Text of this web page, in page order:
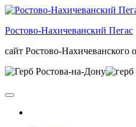
Skip
the
Ростово-Нахичеванский Пегас
сайт Ростово-Нахичеванского